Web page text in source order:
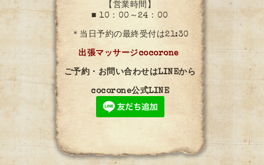
【営業時間】
■ 10：00～24：00
＊当日予約の最終受付は21:30
出張マッサージcocorone
ご予約・お問い合わせはLINEから
cocorone公式LINE